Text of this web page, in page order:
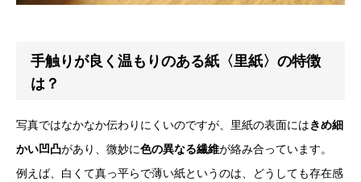
手触りが良く温もりのある紙〈里紙〉の特徴
は？
写真ではなかなか伝わりにくいのですが、里紙の表面にはきめ細
かい凹凸があり、微妙に色の異なる繊維が絡み合っています。
例えば、白くて真っ平らで薄い紙というのは、どうしても存在感